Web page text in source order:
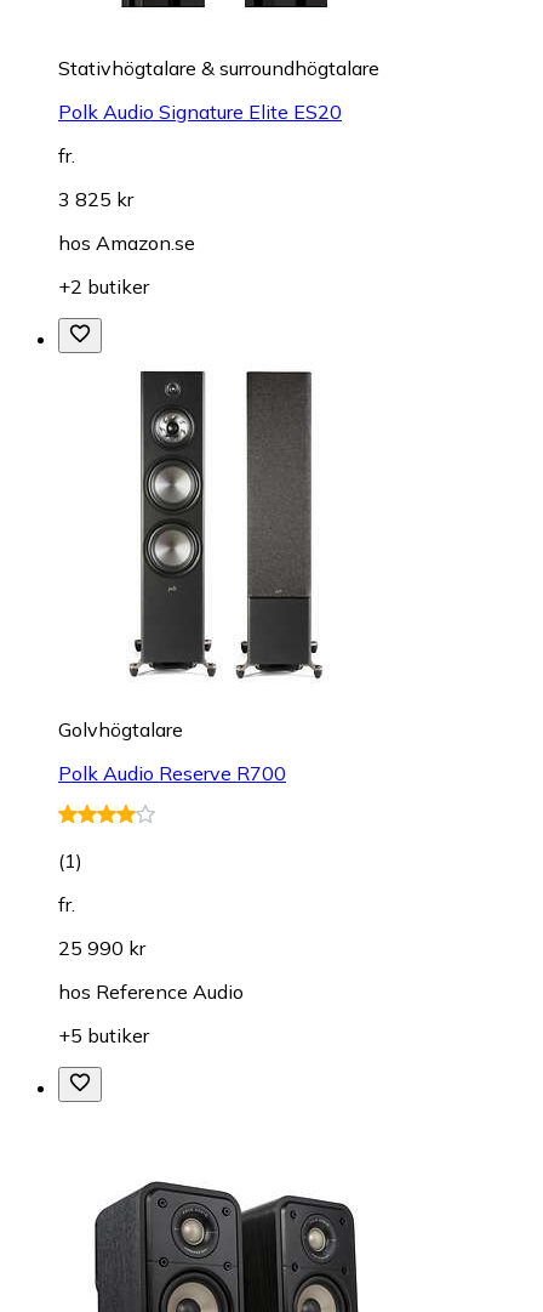
Stativhögtalare & surroundhögtalare
Polk Audio Signature Elite ES20
fr.
3 825 kr
hos Amazon.se
+2 butiker
Golvhögtalare
Polk Audio Reserve R700
(1)
fr.
25 990 kr
hos Reference Audio
+5 butiker